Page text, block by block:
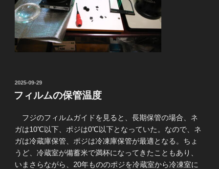
投
稿
日:
2025-09-29
フィルムの保管温度
フジのフィルムガイドを見ると、長期保管の場合、ネ
ガは10℃以下、ポジは0℃以下となっていた。なので、ネ
ガは冷蔵庫保管、ポジは冷凍庫保管が最適となる。ちょ
うど、冷蔵室が備蓄米で満杯になってきたこともあり、
いまさらながら、20年もののポジを冷蔵室から冷凍室に